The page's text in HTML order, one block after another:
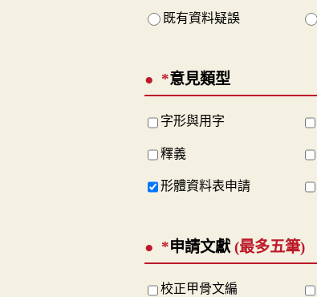
既有資料疑誤
*意見類型
字形與用字
釋義
形體資料表申請
*申請文獻 (最多五筆)
校正甲骨文編